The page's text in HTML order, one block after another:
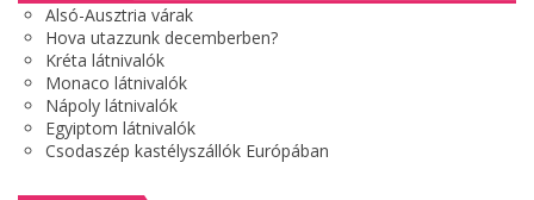
Alsó-Ausztria várak
Hova utazzunk decemberben?
Kréta látnivalók
Monaco látnivalók
Nápoly látnivalók
Egyiptom látnivalók
Csodaszép kastélyszállók Európában